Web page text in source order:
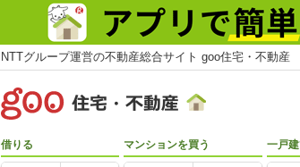
NTTグループ運営の不動産総合サイト goo住宅・不動産
借りる マンションを買う 一戸